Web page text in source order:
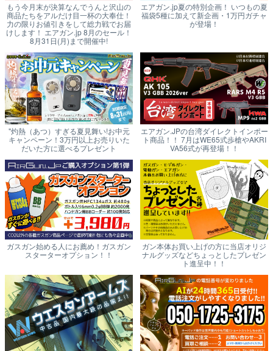
もう今月末が決算なんでうんと沢山の
商品たちをアルだけ目一杯の大奉仕！
力の限りお値引きをして総力戦でお届
けします！ エアガン.jp 8月のセール！
8月31日(月)まで開催中!
エアガン.jp夏の特別企画！ いつもの夏
福袋5種に加えて新企画・1万円ガチャ
が登場！
"灼熱（あつ）すぎる夏見舞い!お中元
キャンペーン！3万円以上お売りいた
だいた方に選べるプレゼント
エアガン.JPの台湾ダイレクトインポー
ト商品！！ 7月はWE65式歩槍やAKRI
VA56式が再登場！！
ガスガン始める人にお薦め！ガスガン
スターターオプション！！
ガン本体お買い上げの方に当店オリジ
ナルグッズなどちょっとしたプレゼン
ト進呈中！！